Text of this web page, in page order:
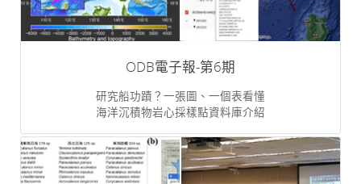
ODB電子報-第6期
研究船功蹟？一張圖、一個表看懂
海洋沉積物岩心採樣點資料庫介紹